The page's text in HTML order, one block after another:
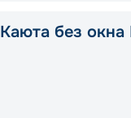
Каюта без окна